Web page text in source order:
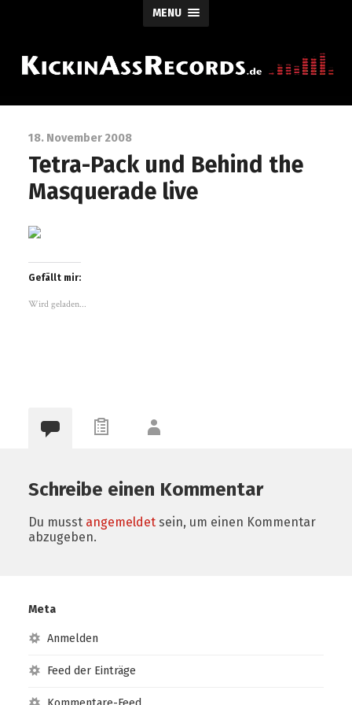
MENU
18. November 2008
Tetra-Pack und Behind the
Masquerade live
Gefällt mir:
Wird geladen...
Schreibe einen Kommentar
Du musst angemeldetsein, um einen Kommentar
abzugeben.
Meta
Anmelden
Feed der Einträge